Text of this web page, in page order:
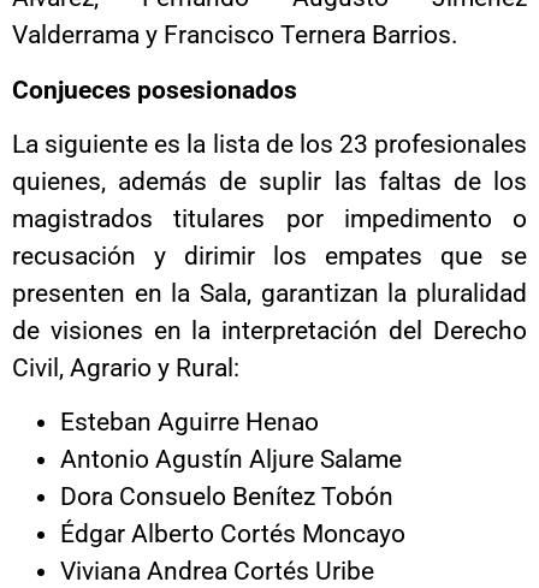
Valderrama y Francisco Ternera Barrios.
Conjueces posesionados
La siguiente es la lista de los 23 profesionales
quienes, además de suplir las faltas de los
magistrados titulares por impedimento o
recusación y dirimir los empates que se
presenten en la Sala, garantizan la pluralidad
de visiones en la interpretación del Derecho
Civil, Agrario y Rural:
Esteban Aguirre Henao
Antonio Agustín Aljure Salame
Dora Consuelo Benítez Tobón
Édgar Alberto Cortés Moncayo
Viviana Andrea Cortés Uribe